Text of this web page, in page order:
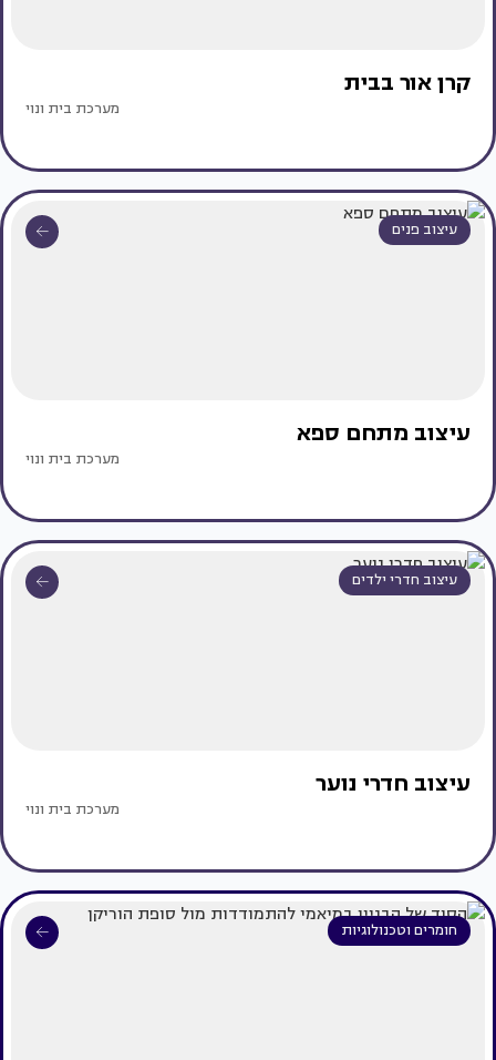
קרן אור בבית
מערכת בית ונוי
עיצוב פנים
עיצוב מתחם ספא
מערכת בית ונוי
עיצוב חדרי ילדים
עיצוב חדרי נוער
מערכת בית ונוי
חומרים וטכנולוגיות